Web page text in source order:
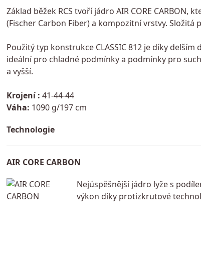
Základ běžek RCS tvoří jádro AIR CORE
(Fischer Carbon Fiber) a kompozitní vrstvy.
Použitý typ konstrukce CLASSIC 812 je díky
ideální pro chladné podmínky a podmínky pro
a vyšší.
Krojení : 41-44-44
Váha: 1090 g/197 cm
Technologie
AIR CORE CARBON
Nejúspěšnější jádro lyže s
výkon díky protizkrutové